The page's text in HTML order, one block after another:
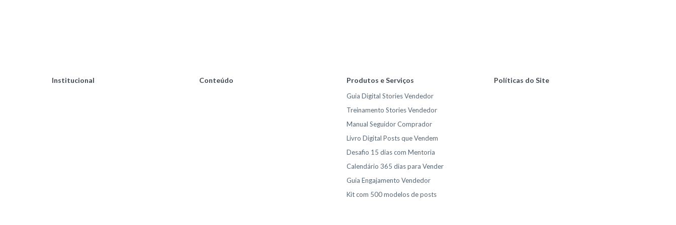
Institucional Conteúdo Produtos e Serviços
Guia Digital Stories Vendedor
Treinamento Stories Vendedor
Manual Seguidor Comprador
Livro Digital Posts que Vendem
Desafio 15 dias com Mentoria
Calendário 365 dias para Vender
Guia Engajamento Vendedor
Kit com 500 modelos de posts
Políticas do Site